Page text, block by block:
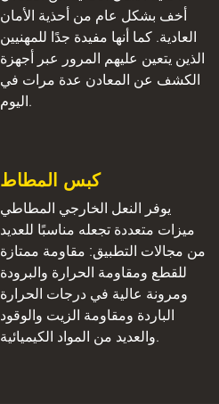
أخف بشكل عام من أحذية الأمان
العادية. كما أنها مفيدة جدًا للمهنيين
الذين يتعين عليهم المرور عبر أجهزة
الكشف عن المعادن عدة مرات في
اليوم.
كبس المطاط
يوفر النعل الخارجي المطاطي
ميزات متعددة تجعله مناسبًا للعديد
من مجالات التطبيق: مقاومة ممتازة
للقطع ومقاومة الحرارة والبرودة
ومرونة عالية في درجات الحرارة
الباردة ومقاومة الزيت والوقود
والعديد من المواد الكيميائية.